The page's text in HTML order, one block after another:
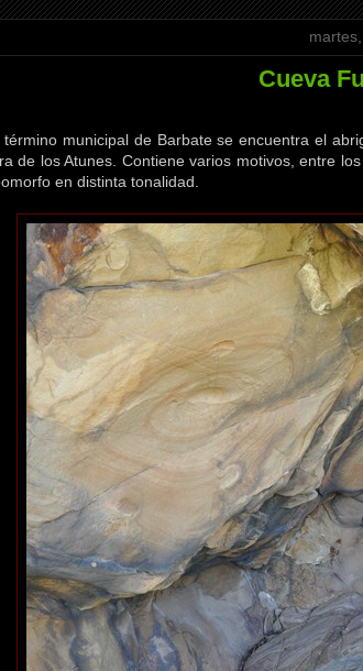
Cueva
término municipal de Barbate se encuentra el
de los Atunes. Contiene varios motivos, entre
en distinta tonalidad.